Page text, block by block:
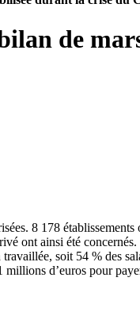
de
8 178
ont ainsi été
soit 54 % des
d’euros pour